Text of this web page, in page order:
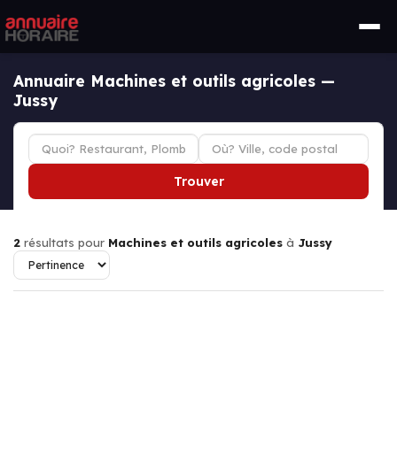
Annuaire Machines et outils agricoles —
Jussy
Trouver
2 résultats pour Machines et outils agricoles à Jussy